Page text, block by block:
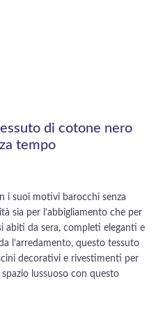
di cotone nero
tempo
i suoi motivi barocchi senza
sia per l’abbigliamento che per
abiti da sera, completi eleganti e
l’arredamento, questo tessuto
decorativi e rivestimenti per
lussuoso con questo